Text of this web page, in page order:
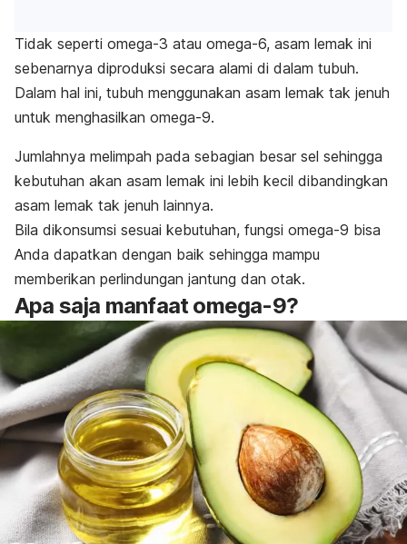
Tidak seperti omega-3 atau omega-6, asam lemak ini
sebenarnya diproduksi secara alami di dalam tubuh.
Dalam hal ini, tubuh menggunakan asam lemak tak jenuh
untuk menghasilkan omega-9.
Jumlahnya melimpah pada sebagian besar sel sehingga
kebutuhan akan asam lemak ini lebih kecil dibandingkan
asam lemak tak jenuh lainnya.
Bila dikonsumsi sesuai kebutuhan, fungsi omega-9 bisa
Anda dapatkan dengan baik sehingga mampu
memberikan perlindungan jantung dan otak.
Apa saja manfaat omega-9?